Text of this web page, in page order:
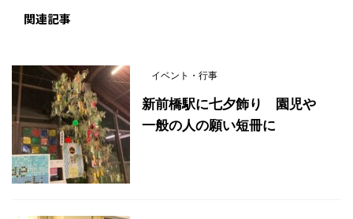
関連記事
イベント・行事
新前橋駅に七夕飾り 園児や
一般の人の願い短冊に